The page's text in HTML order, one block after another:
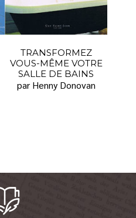
TRANSFORMEZ
VOUS-MÊME VOTRE
SALLE DE BAINS
par Henny Donovan